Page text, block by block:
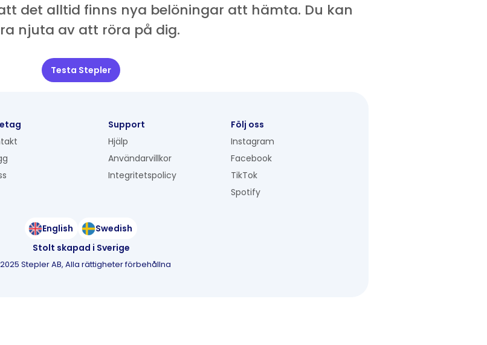
det alltid finns nya belöningar att hämta. Du kan
njuta av att röra på dig.
Testa Stepler
Support
Hjälp
Användarvillkor
Integritetspolicy
Följ oss
Instagram
Facebook
TikTok
Spotify
English
Swedish
Stolt skapad i Sverige
2025 Stepler AB, Alla rättigheter förbehållna